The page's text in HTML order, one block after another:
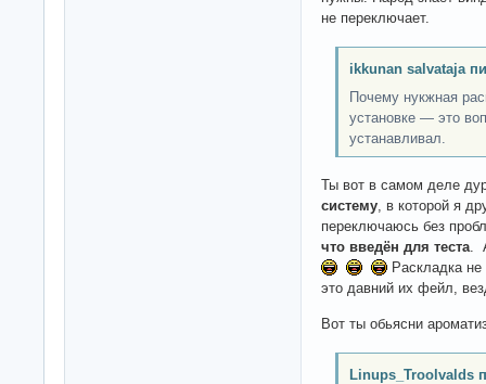
не переключает.
ikkunan salvataja
Почему нукжная
установке — это
устанавливал.
Ты вот в самом деле
систему, в которой я
переключаюсь без
что введён для теста.
Раскладка
это давний их фейл,
Вот ты обьясни
Linups_Troolvalds